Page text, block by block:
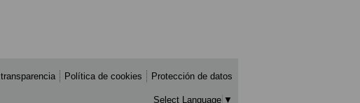
Política de cookies Protección de datos
Select Language ▼